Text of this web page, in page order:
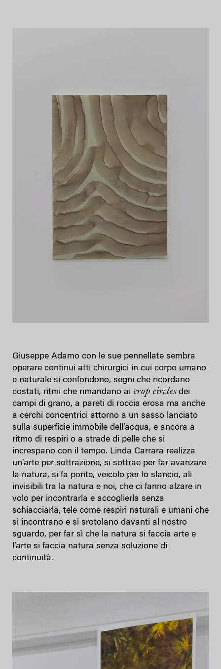
Giuseppe Adamo con le sue pennellate sembra
operare continui atti chirurgici in cui corpo umano
e naturale si confondono, segni che ricordano
costati, ritmi che rimandano ai crop circlesdei
campi di grano, a pareti di roccia erosa ma anche
a cerchi concentrici attorno a un sasso lanciato
sulla superficie immobile dell’acqua, e ancora a
ritmo di respiri o a strade di pelle che si
increspano con il tempo. Linda Carrara realizza
un’arte per sottrazione, si sottrae per far avanzare
la natura, si fa ponte, veicolo per lo slancio, ali
invisibili tra la natura e noi, che ci fanno alzare in
volo per incontrarla e accoglierla senza
schiacciarla, tele come respiri naturali e umani che
si incontrano e si srotolano davanti al nostro
sguardo, per far sì che la natura si faccia arte e
l’arte si faccia natura senza soluzione di
continuità.